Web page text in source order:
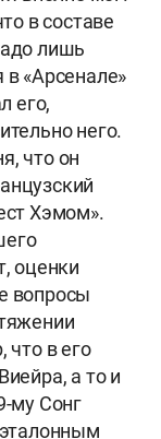
в составе
лишь
«Арсенале»
его,
него.
что он
Хэмом».
оценки
вопросы
что в его
а то и
му Сонг